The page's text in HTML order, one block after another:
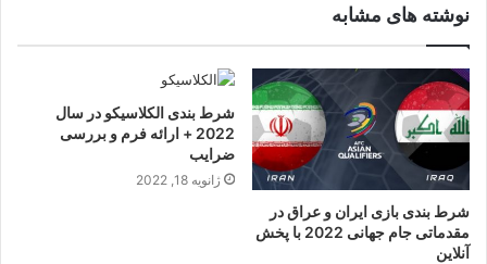
نوشته های مشابه
شرط بندی بازی ایران و عراق در
مقدماتی جام جهانی 2022 با پخش
آنلاین
شرط بندی الکلاسیکو در سال
2022 + ارائه فرم و بررسی
ضرایب
ژانویه 18, 2022